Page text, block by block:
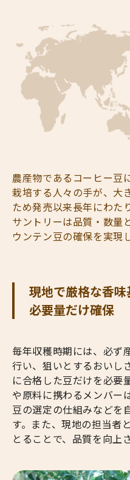
農産物であるコーヒー豆
栽培する人々の手が、大
ため発売以来長年にわた
サントリーは品質・数量
ウンテン豆の確保を実現
現地で厳格な香
必要量だけ確保
毎年収穫時期には、必ず
行い、狙いとするおいし
に合格した豆だけを必要
や原料に携わるメンバー
豆の選定の仕組みなどを
す。また、現地の担当者
とることで、品質を向上